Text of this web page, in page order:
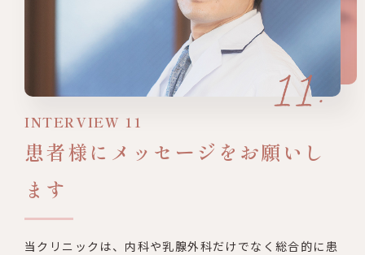
INTERVIEW 11
患者様にメッセージをお願いし
ます
当クリニックは、内科や乳腺外科だけでなく総合的に患